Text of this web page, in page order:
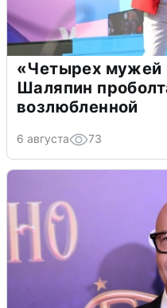
«Четырех мужей
Шаляпин
возлюбленной
6 августа 73